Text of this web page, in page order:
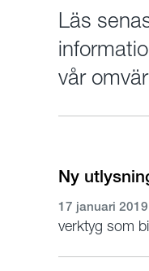
Läs
vår
Ny
17 januari 2019
verktyg som